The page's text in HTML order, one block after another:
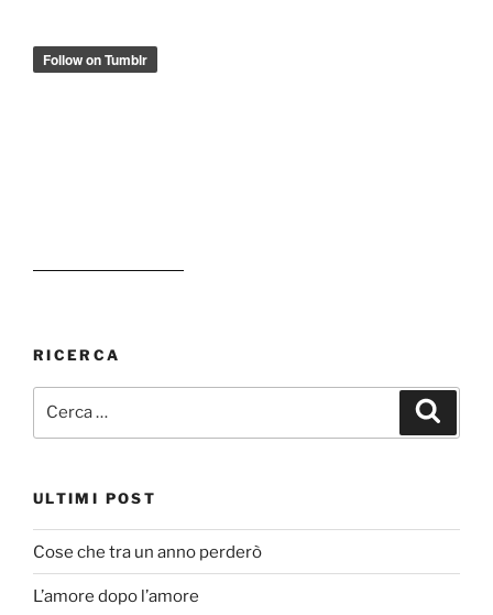
RICERCA
ULTIMI POST
Cose che tra un anno perderò
L’amore dopo l’amore